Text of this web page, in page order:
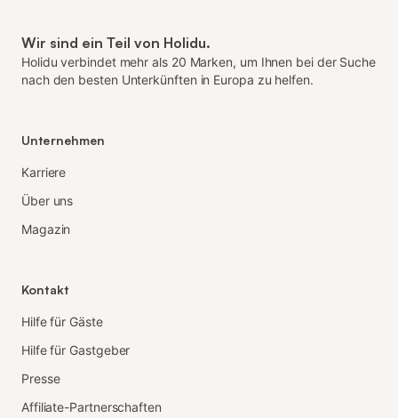
Wir sind ein Teil von Holidu.
Holidu verbindet mehr als 20 Marken, um Ihnen bei der Suche
nach den besten Unterkünften in Europa zu helfen.
Unternehmen
Karriere
Über uns
Magazin
Kontakt
Hilfe für Gäste
Hilfe für Gastgeber
Presse
Affiliate-Partnerschaften